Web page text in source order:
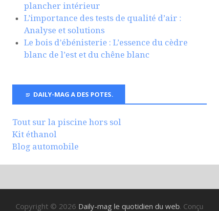
plancher intérieur
L’importance des tests de qualité d’air :
Analyse et solutions
Le bois d’ébénisterie : L’essence du cèdre
blanc de l’est et du chêne blanc
DAILY-MAG A DES POTES.
Tout sur la piscine hors sol
Kit éthanol
Blog automobile
Copyright © 2026 Daily-mag le quotidien du web. Conçu